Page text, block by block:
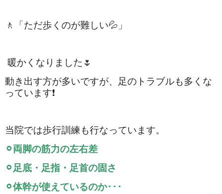
🚶「ただ歩くのが難しい💦」
暖かくなりました🌷
動き出す方が多いですが、足のトラブルも多くな
っています❗️
当院では歩行訓練も行なっています。
⚪︎両脚の筋力の左右差
⚪︎足底・足指・足首の固さ
⚪︎体幹が使えているのか･･･